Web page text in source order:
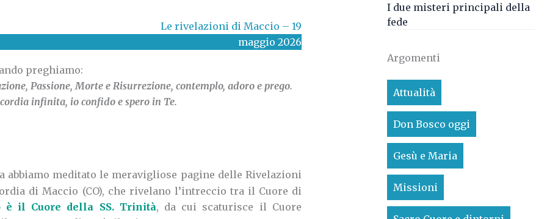
Le rivelazioni di Maccio – 19
maggio 2026
preghiamo:
Passione, Morte e Risurrezione, contemplo, adoro e prego.
infinita, io confido e spero in Te.
meditato le meravigliose pagine delle Rivelazioni
di Maccio (CO), che rivelano l’intreccio tra il Cuore di
è il Cuore della SS. Trinità, da cui scaturisce il Cuore
I due misteri principali della
fede
Argomenti
Attualità
Don Bosco oggi
Gesù e Maria
Missioni